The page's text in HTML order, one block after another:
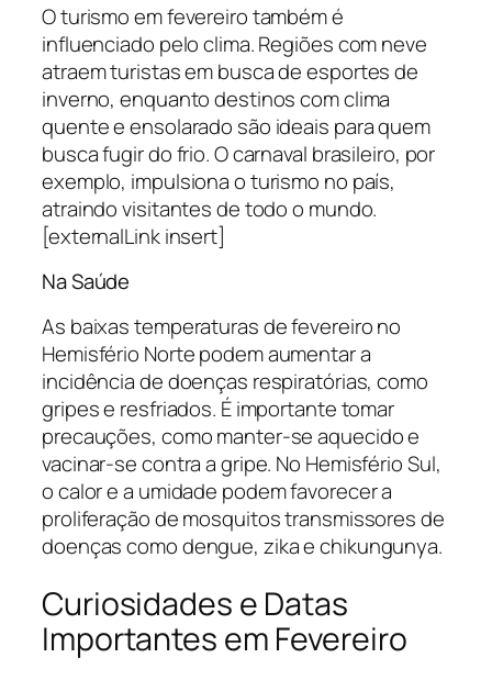
O turismo em fevereiro também é
influenciado pelo clima. Regiões com neve
atraem turistas em busca de esportes de
inverno, enquanto destinos com clima
quente e ensolarado são ideais para quem
busca fugir do frio. O carnaval brasileiro, por
exemplo, impulsiona o turismo no país,
atraindo visitantes de todo o mundo.
[externalLink insert]
Na Saúde
As baixas temperaturas de fevereiro no
Hemisfério Norte podem aumentar a
incidência de doenças respiratórias, como
gripes e resfriados. É importante tomar
precauções, como manter-se aquecido e
vacinar-se contra a gripe. No Hemisfério Sul,
o calor e a umidade podem favorecer a
proliferação de mosquitos transmissores de
doenças como dengue, zika e chikungunya.
Curiosidades e Datas
Importantes em Fevereiro